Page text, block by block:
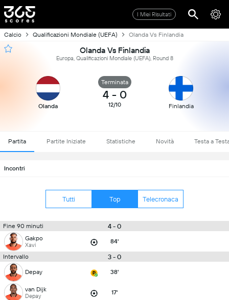
I Miei Risultati
Calcio Qualificazioni Mondiale (UEFA) Olanda Vs Finlandia
Olanda Vs Finlandia
Europa, Qualificazioni Mondiale (UEFA), Round 8
Olanda
Terminata
4 - 0
12/10 Finlandia
Partita Partite Iniziate Statistiche Novità Testa a
Incontri
Tutti Top Telecronaca
Fine 90 minuti 4 - 0
Gakpo
Xavi 84'
Intervallo 3 - 0
Depay 38'
van Dijk
Depay 17'